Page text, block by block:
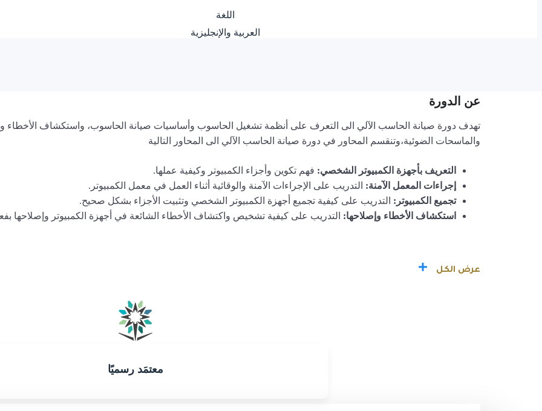
اللغة
العربية والإنجليزية
عن الدورة
تهدف دورة صيانة الحاسب الآلي الى التعرف على أنظمة تشغيل الحاسوب وأساسيات صيانة الحاسوب، واستكشاف الأخطاء
والماسحات الضوئية،وتنقسم المحاور في دورة صيانة الحاسب الآلي الى المحاور التالية
التعريف بأجهزة الكمبيوتر الشخصي: فهم تكوين وأجزاء الكمبيوتر وكيفية عملها.
إجراءات المعمل الآمنة: التدريب على الإجراءات الآمنة والوقائية أثناء العمل في معمل الكمبيوتر.
تجميع الكمبيوتر: التدريب على كيفية تجميع أجهزة الكمبيوتر الشخصي وتثبيت الأجزاء بشكل صحيح.
استكشاف الأخطاء وإصلاحها: التدريب على كيفية تشخيص واكتشاف الأخطاء الشائعة في أجهزة الكمبيوتر وإصلاحها
عرض الكل
معتمَد رسميًا